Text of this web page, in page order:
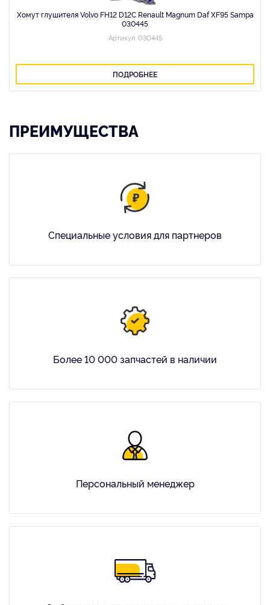
Хомут глушителя Volvo FH12 D12C Renault Magnum Daf XF95 Sampa
030445
Артикул: 030445
ПОДРОБНЕЕ
ПРЕИМУЩЕСТВА
Специальные условия для партнеров
Более 10 000 запчастей в наличии
Персональный менеджер